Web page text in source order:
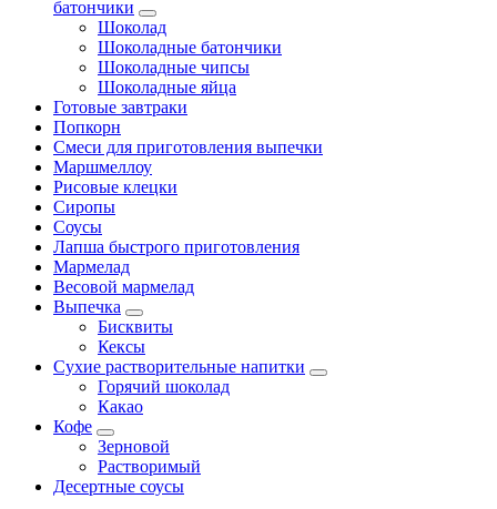
батончики
Шоколад
Шоколадные батончики
Шоколадные чипсы
Шоколадные яйца
Готовые завтраки
Попкорн
Смеси для приготовления выпечки
Маршмеллоу
Рисовые клецки
Сиропы
Соусы
Лапша быстрого приготовления
Мармелад
Весовой мармелад
Выпечка
Бисквиты
Кексы
Сухие растворительные напитки
Горячий шоколад
Какао
Кофе
Зерновой
Растворимый
Десертные соусы